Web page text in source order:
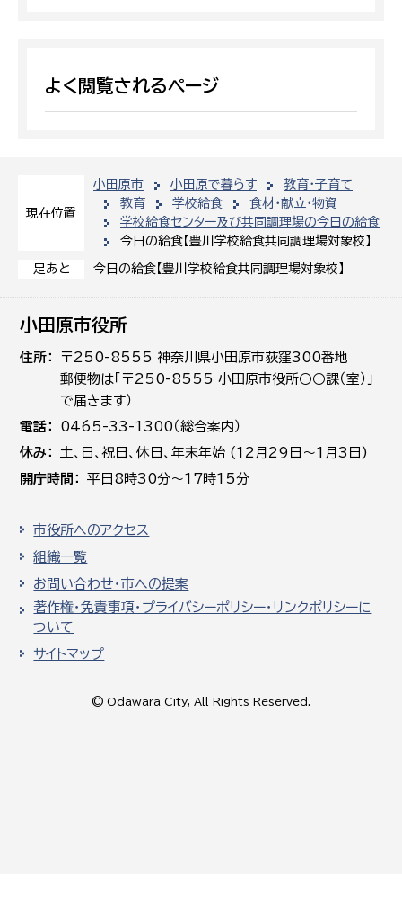
現在位置
小田原市 小田原で暮らす
教育・子育て
教育
学校給食
食材・献立・物資
学校給食センター及び共同調理場の今日の給食
今日の給食【豊川学校給食共同調理場対象校】
足あと 今日の給食【豊川学校給食共同調理場対象校】
よく閲覧されるページ
小田原市役所
住所
〒250-8555 神奈川県小田原市荻窪300番地
郵便物は「〒250-8555 小田原市役所○○課（室）」
で届きます）
電話
0465-33-1300（総合案内）
休み
土､日､祝日、休日、年末年始 (12月29日～1月3日)
開庁時間
平日8時30分～17時15分
市役所へのアクセス
組織一覧
お問い合わせ・市への提案
著作権・免責事項・プライバシーポリシー・リンクポリシーに
ついて
サイトマップ
© Odawara City, All Rights Reserved.